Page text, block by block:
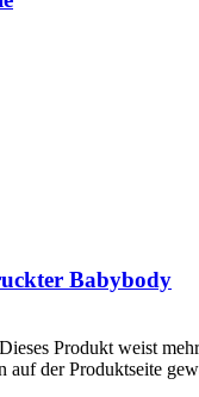
Babybody
Dieses Produkt weist
auf der Produktseite